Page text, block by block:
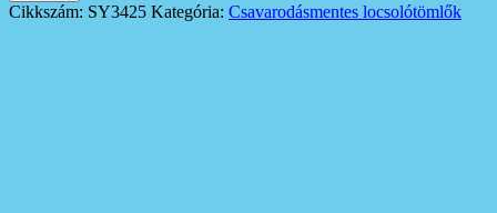
Cikkszám: SY3425 Kategória: Csavarodásmentes locsolótömlők